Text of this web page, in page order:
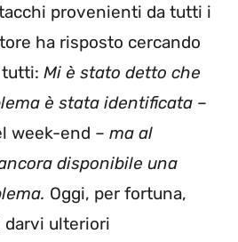
provenienti da tutti i
ha risposto cercando
Mi è stato detto che
è stata identificata –
week-end – ma al
disponibile una
Oggi, per fortuna,
darvi ulteriori